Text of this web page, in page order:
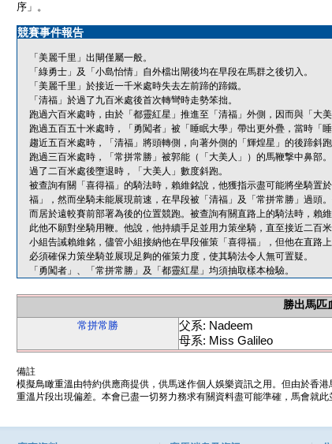
序」。
競賽事件報告
「美麗千里」出閘僅屬一般。
「綠勇士」及「小島怡情」自外檔出閘後均在早段在馬群之後切入。
「美麗千里」於接近一千米處時失去左前蹄的蹄鐵。
「清福」於過了九百米處後首次轉彎時走勢笨拙。
跑過六百米處時，由於「都靈紅星」推進至「清福」外側，因而與「大
跑過五百五十米處時，「勇闖者」被「睡眠大學」帶出更外疊，當時「睡
趨近五百米處時，「清福」將頭轉側，向著外側的「輝煌星」的後蹄斜
跑過三百米處時，「常拼常勝」被郭能（「大美人」）的馬鞭撃中鼻部。
過了二百米處後墮退時，「大美人」數度斜跑。
被查詢有關「喜得福」的騎法時，賴維銘說，他獲指示盡可能將坐騎置
福」，然而坐騎未能展現前速，在早段被「清福」及「常拼常勝」過頭
而居於遠較賽前部署為後的位置競跑。被查詢有關直路上的騎法時，賴
此他不願對坐騎用鞭。他說，他持續手足並用力策坐騎，直至接近二百
小組告誡賴維銘，儘管小組接納他在早段催策「喜得福」，但他在直路
必須確保力策坐騎並展現足夠的催策力度，使其騎法令人無可置疑。
「勇闖者」、「常拼常勝」及「都靈紅星」均須抽取樣本檢驗。
勝出馬匹
常拼常勝
父系: Nadeem
母系: Miss Galileo
備註
模擬鳥瞰重溫由特約供應商提供，供馬迷作個人娛樂資訊之用。但由於香
重溫片段出現偏差。本會已盡一切努力務求有關資料盡可能準確，馬會就